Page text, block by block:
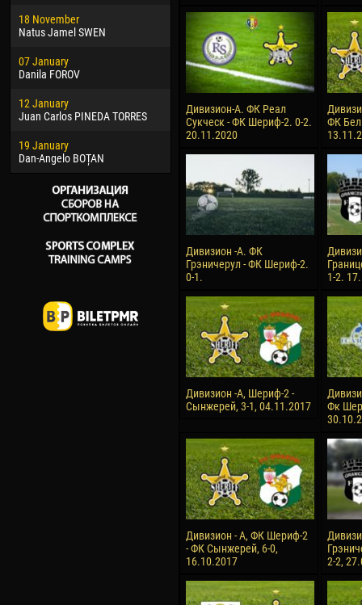
18 November
Natus Jamel SWEN
07 January
Danila FOROV
12 January
Juan Carlos PINEDA TORRES
19 January
Dan-Angelo BOȚAN
Jayder Moreno ASPRILLA
22 March
Samba KONÉ
26 March
Vitor Hugo Morais de OLIVEIRA
28 March
28
10
15
Дивизион-А. ФК Реал
Сукческ - ФК Шериф-2. 0-2.
20.11.2020
ФК
Дивизион -А. ФК
Грэничерул - ФК Шериф-2.
0-1.
1-2.
Дивизион -А, Шериф-2 -
Сынжерей, 3-1, 04.11.2017
Фк
Дивизион - А, ФК Шериф-2
- ФК Сынжерей, 6-0,
16.10.2017
2-2,